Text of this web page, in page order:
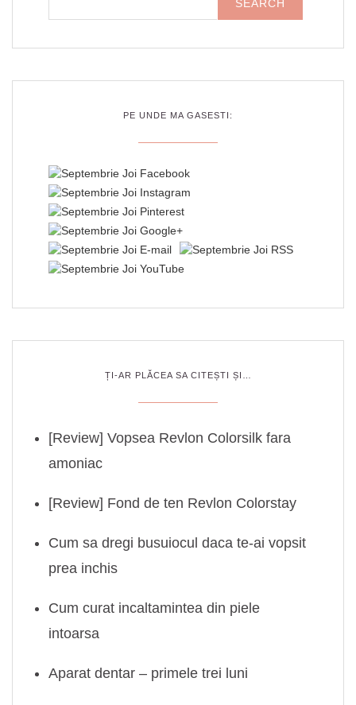
PE UNDE MA GASESTI:
ȚI-AR PLĂCEA SA CITEȘTI ȘI…
[Review] Vopsea Revlon Colorsilk fara
amoniac
[Review] Fond de ten Revlon Colorstay
Cum sa dregi busuiocul daca te-ai vopsit
prea inchis
Cum curat incaltamintea din piele
intoarsa
Aparat dentar – primele trei luni